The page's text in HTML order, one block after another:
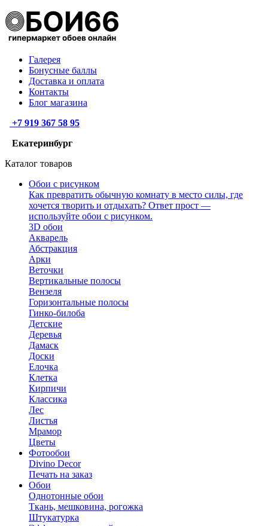
Галерея
Бонусные баллы
Доставка и оплата
Контакты
Блог магазина
+7 919 367 58 95
Екатеринбург
Каталог товаров
Обои с рисунком
Как превратить обычную комнату в место силы, где
хочется творить и отдыхать? Ответ прост —
используйте обои с рисунком.
3D обои
Акварель
Абстракция
Арки
Веточки
Вертикальные полосы
Вензеля
Горизонтальные полосы
Гинко-билоба
Детские
Деревья
Дамаск
Доски
Елочка
Клетка
Кирпичи
Классика
Лес
Листья
Мрамор
Цветы
Фотообои
Divino Decor
Печать на заказ
Обои
Однотонные обои
Ткань, мешковина, рогожка
Штукатурка